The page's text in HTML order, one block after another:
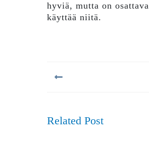
hyviä, mutta on osattava
käyttää niitä.
Related Post